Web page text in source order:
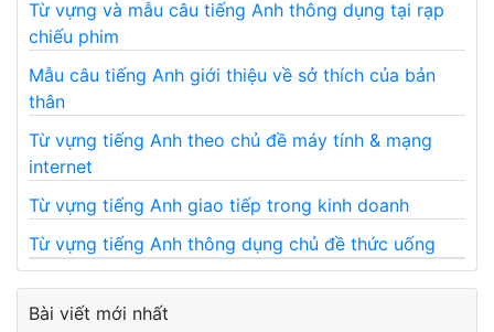
Từ vựng và mẫu câu tiếng Anh thông dụng tại rạp
chiếu phim
Mẫu câu tiếng Anh giới thiệu về sở thích của bản
thân
Từ vựng tiếng Anh theo chủ đề máy tính & mạng
internet
Từ vựng tiếng Anh giao tiếp trong kinh doanh
Từ vựng tiếng Anh thông dụng chủ đề thức uống
Bài viết mới nhất